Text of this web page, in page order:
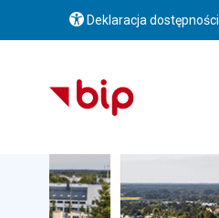
Deklaracja dostępności